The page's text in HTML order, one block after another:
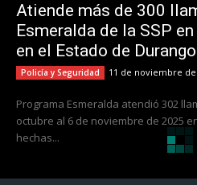
Atiende más de 300
Esmeralda de la SSP
en el Estado de
Policía y Seguridad 11 de noviembre de
Programa Esmeralda atendió 302
octubre al 6 de noviembre de 2025
hechas...